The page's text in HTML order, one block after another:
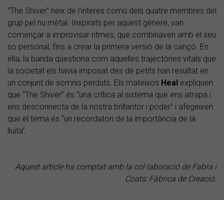
“The Shiver” neix de l'interès comú dels quatre membres del
grup pel nu mètal. Inspirats per aquest gènere, van
començar a improvisar ritmes, que combinaven amb el seu
so personal, fins a crear la primera versió de la cançó. En
ella, la banda qüestiona com aquelles trajectòries vitals que
la societat els havia imposat des de petits han resultat en
un conjunt de somnis perduts. Els mateixos Heal expliquen
que “The Shiver” és “una crítica al sistema que ens atrapa i
ens desconnecta de la nostra brillantor i poder” i afegeixen
que el tema és “un recordatori de la importància de la
lluita”.
Aquest article ha comptat amb la col·laboració de Fabra i
Coats: Fàbrica de Creació.